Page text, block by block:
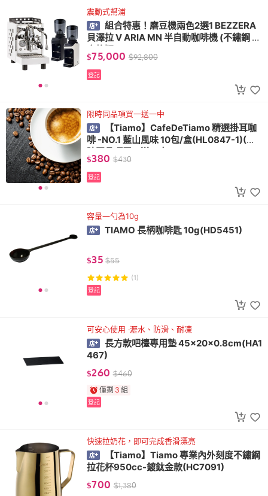
震動式幫浦
組合特惠！磨豆機兩色2選1 BEZZERA
貝澤拉 V ARIA MN 半自動咖啡機 (不鏽鋼 /
方格版) 110V+ WPM ZD-17OD All Ground
磨豆機 110V (霧黑/消光白)
$75,000 $92,800
登記
限時同品項買一送一中
【Tiamo】CafeDeTiamo 精選掛耳咖
啡 -NO.1 藍山風味 10包/盒(HL0847-1)(限
時同品項買一送一中)
$380 $430
登記
容量一勺為10g
TIAMO 長柄咖啡匙 10g(HD5451)
$35 $55
(1)
登記
可安心使用 ‧瀝水、防滑、耐凍
長方款吧檯專用墊 45x20x0.8cm(HA1
467)
$260 $460
僅剩 3 組
登記
快速拉奶花，即可完成香滑漂亮
【Tiamo】Tiamo 專業內外刻度不鏽鋼
拉花杯950cc-鍍鈦金款(HC7091)
$700 $1,380